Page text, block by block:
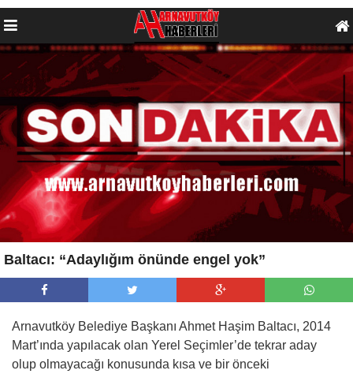
Baltacı: “Adaylığım önünde engel yok”
Arnavutköy Belediye Başkanı Ahmet Haşim Baltacı, 2014
Mart’ında yapılacak olan Yerel Seçimler’de tekrar aday
olup olmayacağı konusunda kısa ve bir önceki